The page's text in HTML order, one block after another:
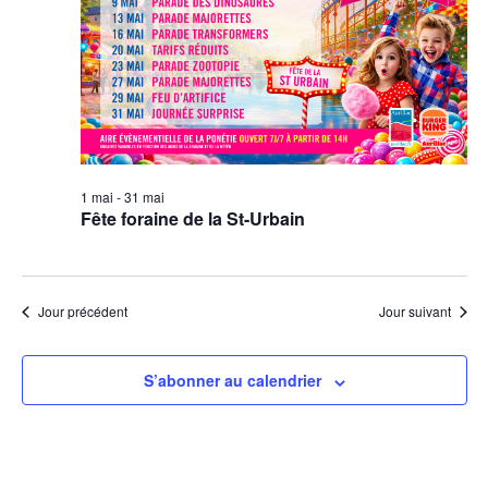
Fête foraine de la St-Urbain
1 mai -31 mai
Jour précédent Jour suivant
S’abonner au calendrier